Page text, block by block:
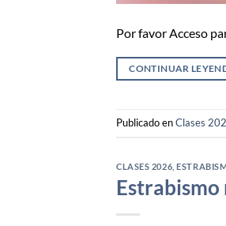
Por favor Acceso
CONTINUAR
Publicado enClases
CLASES 2026 ,
Estrabismo